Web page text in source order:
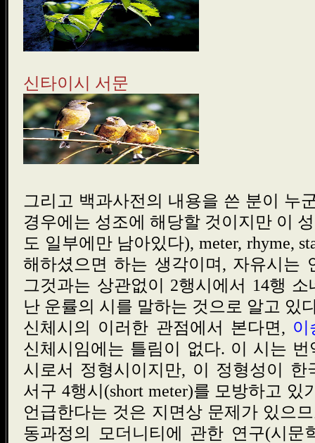
신타이시 서문
그리고 백과사전의 내용을 쓴 분이 누
경우에는 성조에 해당할 것이지만 이
도 일부에만 남아있다), meter, rhyme,
해하셨으면 하는 생각이며, 자유시는
그것과는 상관없이 2행시에서 14행
난 운률의 시를 말하는 것으로 알고 있
신체시의 이러한 관점에서 본다면, 이
신체시임에는 틀림이 없다. 이 시는
시로서 정형시이지만, 이 정형성이
서구 4행시(short meter)를 모방하고
언급한다는 것은 지면상 문제가 있으
동과정의 모더니티에 관한 연구(시문